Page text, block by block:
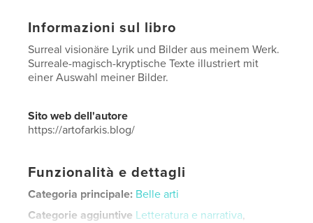
Informazioni sul libro
Surreal visionäre Lyrik und Bilder aus meinem Werk.
Surreale-magisch-kryptische Texte illustriert mit
einer Auswahl meiner Bilder.
Sito web dell'autore
https://artofarkis.blog/
Funzionalità e dettagli
Categoria principale: Belle arti
Categorie aggiuntive Letteratura e narrativa,